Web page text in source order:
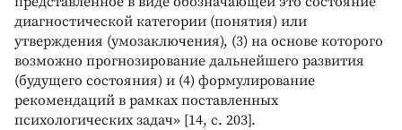
диагностической категории (понятия) или
утверждения (умозаключения), (3) на основе которого
возможно прогнозирование дальнейшего развития
(будущего состояния) и (4) формулирование
рекомендаций в рамках поставленных
психологических задач» [14, с. 203].